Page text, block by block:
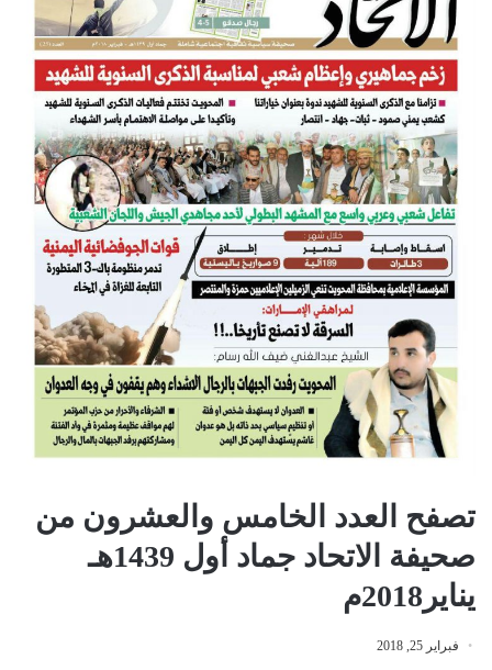
تصفح العدد الخامس والعشرون من
صحيفة الاتحاد جماد أول 1439هـ
يناير2018م
فبراير 25, 2018